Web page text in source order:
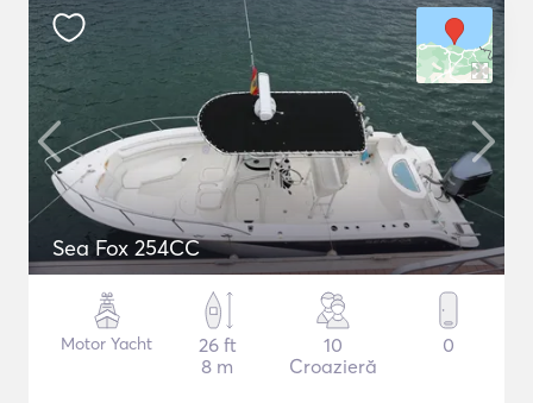
Sea Fox 254CC
Motor Yacht
26 ft
8 m
10
Croazieră
0